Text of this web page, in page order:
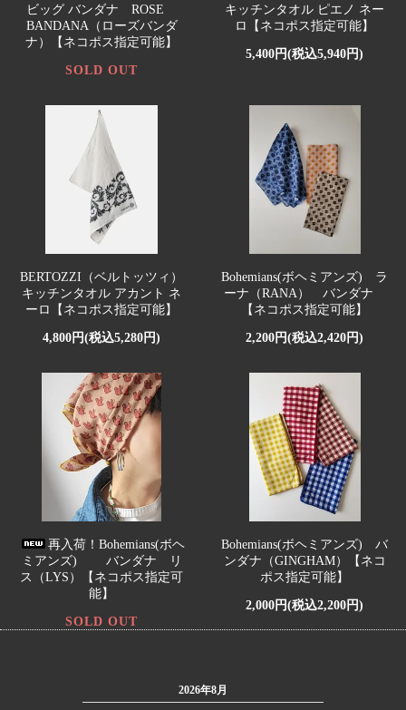
ビッグ バンダナ ROSE
BANDANA（ローズバンダ
ナ）【ネコポス指定可能】
SOLD OUT
キッチンタオル ピエノ ネー
ロ【ネコポス指定可能】
5,400円(税込5,940円)
BERTOZZI（ベルトッツィ）
キッチンタオル アカント ネ
ーロ【ネコポス指定可能】
4,800円(税込5,280円)
Bohemians(ボヘミアンズ) ラ
ーナ（RANA） バンダナ
【ネコポス指定可能】
2,200円(税込2,420円)
再入荷！Bohemians(ボヘ
ミアンズ) バンダナ リ
ス（LYS）【ネコポス指定可
能】
SOLD OUT
Bohemians(ボヘミアンズ) バ
ンダナ（GINGHAM）【ネコ
ポス指定可能】
2,000円(税込2,200円)
2026年8月